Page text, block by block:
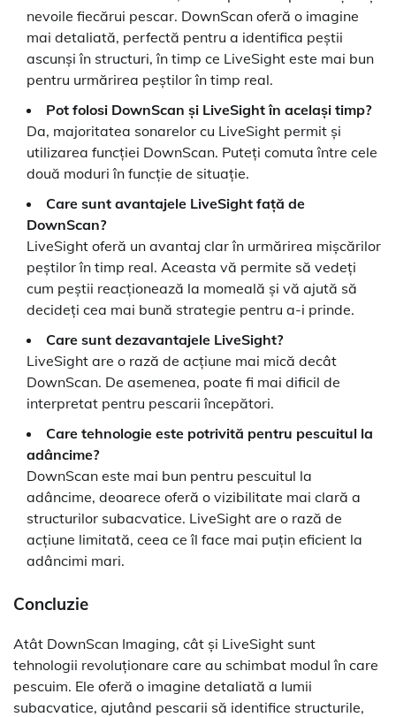
nevoile fiecărui pescar. DownScan oferă o imagine
mai detaliată, perfectă pentru a identifica peștii
ascunși în structuri, în timp ce LiveSight este mai bun
pentru urmărirea peștilor în timp real.
Pot folosi DownScan și LiveSight în același timp?
Da, majoritatea sonarelor cu LiveSight permit și
utilizarea funcției DownScan. Puteți comuta între cele
două moduri în funcție de situație.
Care sunt avantajele LiveSight față de
DownScan?
LiveSight oferă un avantaj clar în urmărirea mișcărilor
peștilor în timp real. Aceasta vă permite să vedeți
cum peștii reacționează la momeală și vă ajută să
decideți cea mai bună strategie pentru a-i prinde.
Care sunt dezavantajele LiveSight?
LiveSight are o rază de acțiune mai mică decât
DownScan. De asemenea, poate fi mai dificil de
interpretat pentru pescarii începători.
Care tehnologie este potrivită pentru pescuitul la
adâncime?
DownScan este mai bun pentru pescuitul la
adâncime, deoarece oferă o vizibilitate mai clară a
structurilor subacvatice. LiveSight are o rază de
acțiune limitată, ceea ce îl face mai puțin eficient la
adâncimi mari.
Concluzie
Atât DownScan Imaging, cât și LiveSight sunt
tehnologii revoluționare care au schimbat modul în care
pescuim. Ele oferă o imagine detaliată a lumii
subacvatice, ajutând pescarii să identifice structurile,